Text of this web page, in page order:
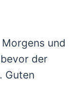
und
der
Guten